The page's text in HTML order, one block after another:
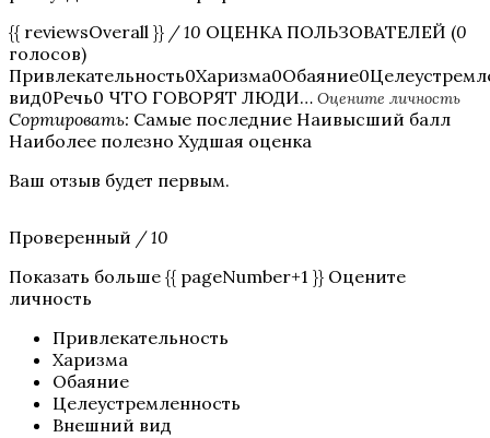
{{ reviewsOverall }} / 10 ОЦЕНКА ПОЛЬЗОВАТЕЛЕЙ (0
голосов)
вид0Речь0 ЧТО ГОВОРЯТ ЛЮДИ… Оцените личность
Сортировать: Самые последние Наивысший балл
Наиболее полезно Худшая оценка
Ваш отзыв будет первым.
Проверенный / 10
Показать больше {{ pageNumber+1 }} Оцените
личность
Привлекательность
Харизма
Обаяние
Целеустремленность
Внешний вид